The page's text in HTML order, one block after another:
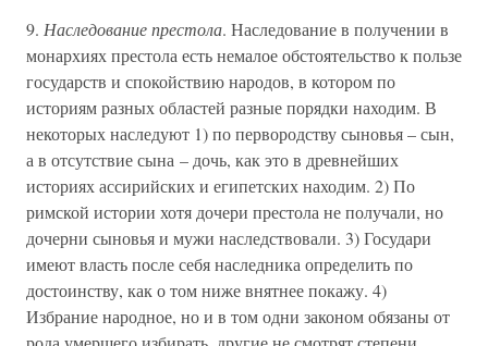
9. Наследование престола. Наследование в получении в
монархиях престола есть немалое обстоятельство к пользе
государств и спокойствию народов, в котором по
историям разных областей разные порядки находим. В
некоторых наследуют 1) по первородству сыновья – сын,
а в отсутствие сына – дочь, как это в древнейших
историях ассирийских и египетских находим. 2) По
римской истории хотя дочери престола не получали, но
дочерни сыновья и мужи наследствовали. 3) Государи
имеют власть после себя наследника определить по
достоинству, как о том ниже внятнее покажу. 4)
Избрание народное, но и в том одни законом обязаны от